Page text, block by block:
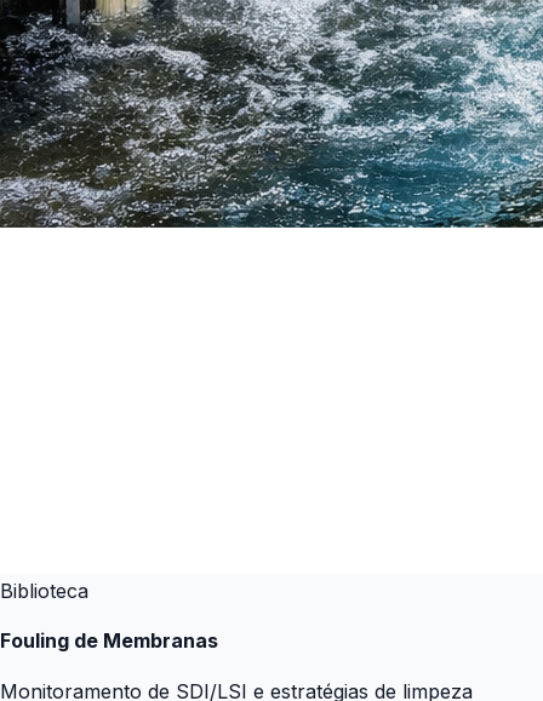
Biblioteca
Fouling de Membranas
Monitoramento de SDI/LSI e estratégias de limpeza